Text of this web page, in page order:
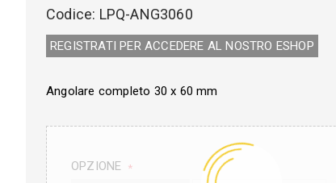
Codice: LPQ-ANG3060
REGISTRATI PER ACCEDERE AL NOSTRO E­SHOP
Angolare completo 30 x 60 mm
OPZIONE *